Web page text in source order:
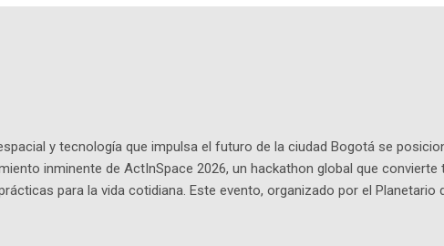
y tecnología que impulsa el futuro de la ciudad Bogotá se
inminente de ActInSpace 2026, un hackathon global que
para la vida cotidiana. Este evento, organizado por el Planetario
es ActInSpace y por qué importa en Bogotá ActInSpace es una